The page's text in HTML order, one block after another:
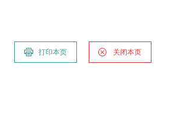
打印本页 关闭本页